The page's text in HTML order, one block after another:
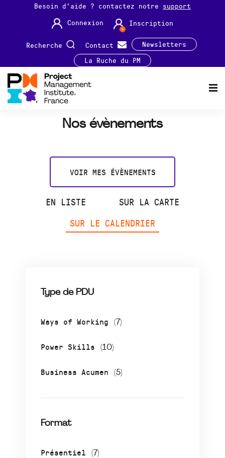
Besoin d'aide ? contactez notre support
Connexion
Inscription
Recherche Contact
Newsletters
La Ruche du PM
Nos évènements
VOIR MES ÉVÈNEMENTS
EN LISTE
SUR LA CARTE
SUR LE CALENDRIER
Type de PDU
Ways of Working (7)
Power Skills (10)
Business Acumen (5)
Format
Présentiel (7)